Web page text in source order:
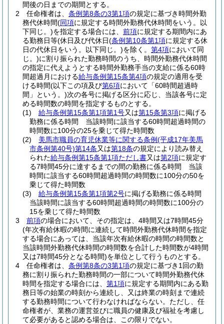
間後の日までの期間とする。
2
任命権者は、 条例第8条の3第1項の規定に基づき時間外勤
務代休時間(同項に規定する時間外勤務代休時間をいう。以
下同じ。)を指定する場合には、 前項に規定する期間内にあ
る勤務日等(休日及び代休日(条例第10条第1項に規定する休
日の代休日をいう。以下同じ。)を除く。 第4項において同
じ。)に割り振られた勤務時間のうち、時間外勤務代休時間
の指定に代えようとする時間外勤務手当の支給に係る60時
間超過月における給与条例第15条第4項の規定の適用を受
ける時間(以下この項及び第6項において「60時間超過時
間」という。)次の各号に掲げる区分に応じ、当該各号に定
める時間数の時間を指定するものとする。
(1)
給与条例第15条第1項第1号又は第15条第3項に掲げる
勤務に係る時間 当該時間に該当する60時間超過時間の
時間数に100分の25を乗じて得た時間数
(2)
美馬市職員の育児休業等に関する条例(平成17年美馬
市条例第40号)第14条又は第18条の規定により読み替え
られた給与条例第15条第1項ただし書又は第2項に規定す
る7時間45分に達するまでの間の勤務に係る時間 当該
時間に該当する60時間超過時間の時間数に100分の50を
乗じて得た時間数
(3)
給与条例第15条第1項第2号に掲げる勤務に係る時間
当該時間に該当する60時間超過時間の時間数に100分の
15を乗じて得た時間数
3
前項の場合において、その指定は、4時間又は7時間45分
(年次有給休暇の時間に連続して時間外勤務代休時間を指定
する場合にあっては、当該年次有給休暇の時間の時間数と
当該時間外勤務代休時間の時間数を合計した時間数が4時間
又は7時間45分となる時間)を単位として行うものとする。
4
任命権者は、 条例第8条の3第1項の規定に基づき1回の勤
務に割り振られた勤務時間の一部について時間外勤務代休
時間を指定する場合には、 第1項に規定する期間内にある勤
務日等の始業の時刻から連続し、又は終業の時刻まで連続
する勤務時間について行わなければならない。 ただし、任
命権者が、業務の運営並びに職員の健康及び福祉を考慮し
て必要があると認める場合は、この限りでない。